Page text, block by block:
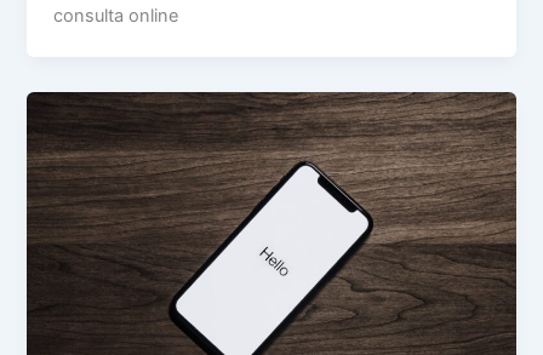
consulta online